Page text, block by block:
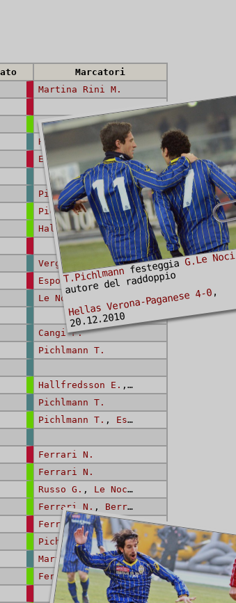
T.PichlmannfesteggiaG.Le Noci
autore del raddoppio
Hellas Verona-Paganese 4-0,
20.12.2010
Marcatori
Martina Rini M.
Le Noci G.,Le Noci G. , Pichlmann T.
Hallfredsson E.
Esposito (II) G.
Pichlmann T.
Pichlmann T.
Hallfredsson E., Le Noci G.
Vergini S.
Esposito (II) G.
Le Noci G.
Cangi F.
Pichlmann T.
Hallfredsson E. ,
Pichlmann T.
Pichlmann T. , Esposito (II) G.
Ferrari N.
Ferrari N.
Russo G. , Le Noci G.
Ferrari N. , Berrettoni E.
Ferrari N.(rig.)
Pichlmann T.
Martina Rini M.
Ferrari N.
(rig.), AUTORETE